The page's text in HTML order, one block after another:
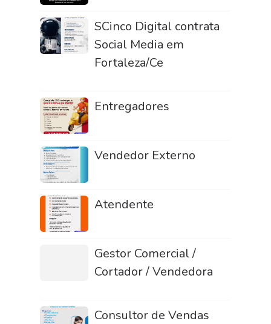
SCinco Digital contrata
Social Media em
Fortaleza/Ce
Entregadores
Vendedor Externo
Atendente
Gestor Comercial /
Cortador / Vendedora
Consultor de Vendas